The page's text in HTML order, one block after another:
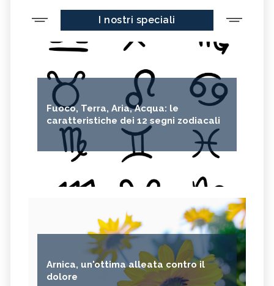
I nostri speciali
Fuoco, Terra, Aria, Acqua: le
caratteristiche dei 12 segni zodiacali
Arnica, un'ottima alleata contro il
dolore